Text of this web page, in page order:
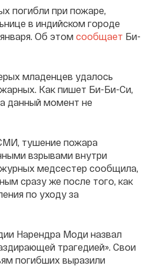
погибли при пожаре,
в индийском городе
Об этом сообщает Би-
младенцев удалось
Как пишет Би-Би-Си,
данный момент не
тушение пожара
взрывами внутри
медсестер сообщила,
сразу же после того, как
по уходу за
Нарендра Моди назвал
трагедией». Свои
погибших выразили